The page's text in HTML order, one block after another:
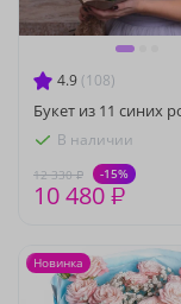
4.9 (108)
Букет из 11 синих
В наличии
12 330 ₽ -15%
10 480 ₽
Новинка